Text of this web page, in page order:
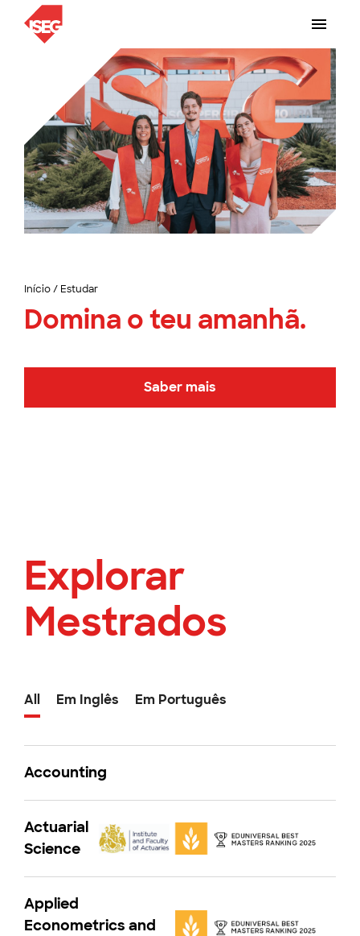
Início/ Estudar
Domina o teu amanhã.
Saber mais
Explorar
Mestrados
All Em Inglês Em Português
Accounting
Actuarial
Science
Applied
Econometrics and